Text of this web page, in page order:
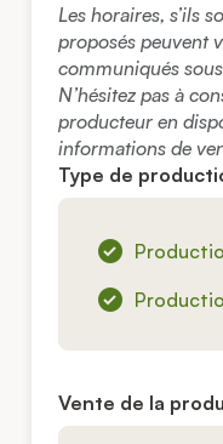
Les horaires, s’ils
proposés peuvent
communiqués
N’hésitez pas à
producteur en
informations de
Type de
Vente de la